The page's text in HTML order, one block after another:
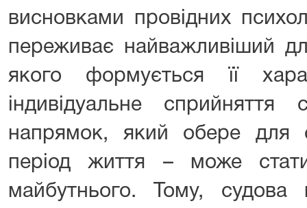
висновками провідних
переживає найважливіший
якого формується її
індивідуальне сприйняття
напрямок, який обере для
період життя – може
майбутнього. Тому, судова